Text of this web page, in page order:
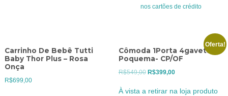
nos cartões de crédito
Carrinho De Bebê Tutti
Baby Thor Plus – Rosa
Onça
R$699,00
Oferta!
Cômoda 1Porta 4gavetas
Poquema- CP/OF
R$549,00 OR$399,00O
À vista a retirar na loja produto